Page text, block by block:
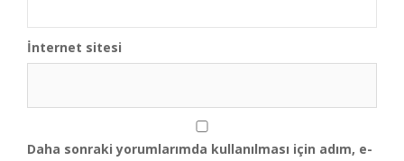
İnternet sitesi
Daha sonraki yorumlarımda kullanılması için adım, e-